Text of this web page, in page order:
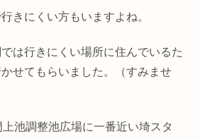
きにくい方もいますよね。
は行きにくい場所に住んでいるた
せてもらいました。（すみませ
池調整池広場に一番近い埼スタ